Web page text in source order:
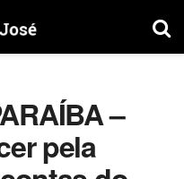
–
pela